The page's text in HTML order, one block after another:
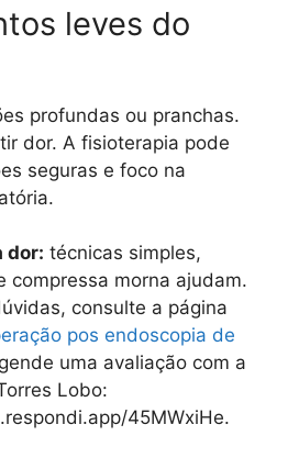
leves do
profundas ou pranchas.
dor. A fisioterapia pode
seguras e foco na
dor: técnicas simples,
compressa morna ajudam.
consulte a página
pos endoscopia de
uma avaliação com a
Lobo:
45MWxiHe.